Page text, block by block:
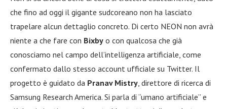
che fino ad oggi il gigante sudcoreano non ha lasciato
trapelare alcun dettaglio concreto. Di certo NEON non avrà
niente a che fare con Bixby o con qualcosa che già
conosciamo nel campo dell’intelligenza artificiale, come
confermato dallo stesso account ufficiale su Twitter. Il
progetto è guidato da Pranav Mistry, direttore di ricerca di
Samsung Research America. Si parla di “umano artificiale” e